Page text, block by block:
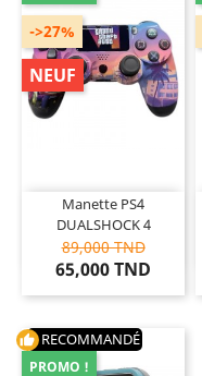
Manette PS4
DUALSHOCK 4
89,000 TND
65,000 TND
->27%
NEUF
thumb_up RECOMMANDÉ
PROMO !